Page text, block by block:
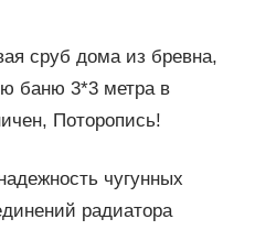
сруб дома из бревна,
баню 3*3 метра в
Поторопись!
чугунных
радиатора